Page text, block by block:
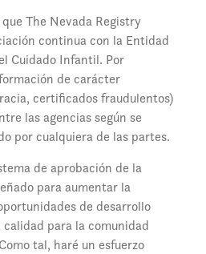
The Nevada Registry
continua con la Entidad
Cuidado Infantil. Por
de carácter
certificados fraudulentos)
las agencias según se
por cualquiera de las partes.
de aprobación de la
para aumentar la
de desarrollo
para la comunidad
tal, haré un esfuerzo